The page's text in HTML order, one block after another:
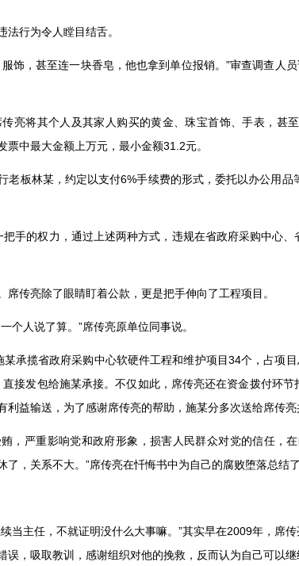
行为令人瞠目结舌。
饰，甚至连一块香皂，他也拿到单位报销。 ”审查调查人
亮将其个人及其家人购买的黄金、珠宝首饰、手表，甚
票中最大金额上万元，最小金额31.2元。
老板林某，约定以支付6%手续费的形式，委托以办公用品
手的权力，通过上述两种方式，违规在省政府采购中心
传亮除了眼睛盯着公款，更是把手伸向了工程项目。
个人说了算。 ”席传亮原单位同事说。
承揽省政府采购中心软硬件工程和维护项目34个，占项
直接发包给施某承接。不仅如此，席传亮还在资金拨付环
利益输送，为了感谢席传亮的帮助，施某分多次送给席传亮
，严重影响党和政府形象，损害人民群众对党的信任，
，关系不大。 ”席传亮在忏悔书中为自己的腐败堕落总结
当主任，不就证明没什么大事嘛。 ”其实早在2009年，席
误，吸取教训，感谢组织对他的挽救，反而认为自己可以